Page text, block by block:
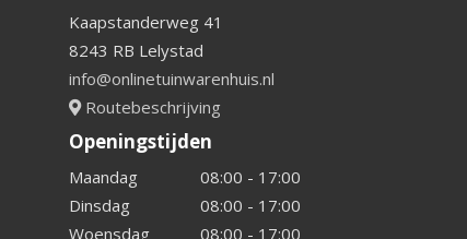
Kaapstanderweg 41
8243 RB Lelystad
info@onlinetuinwarenhuis.nl
Routebeschrijving
Openingstijden
Maandag
08:00 - 17:00
Dinsdag
08:00 - 17:00
Woensdag
08:00 - 17:00